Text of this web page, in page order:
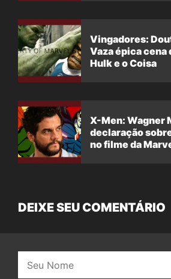
Vingadores:
Vaza épica cena
Hulk e o Coisa
X-Men: Wagner
declaração
no filme da
DEIXE SEU COMENTÁRIO